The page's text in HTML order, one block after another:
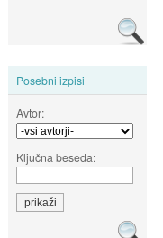
Posebni izpisi
Avtor:
Ključna beseda: